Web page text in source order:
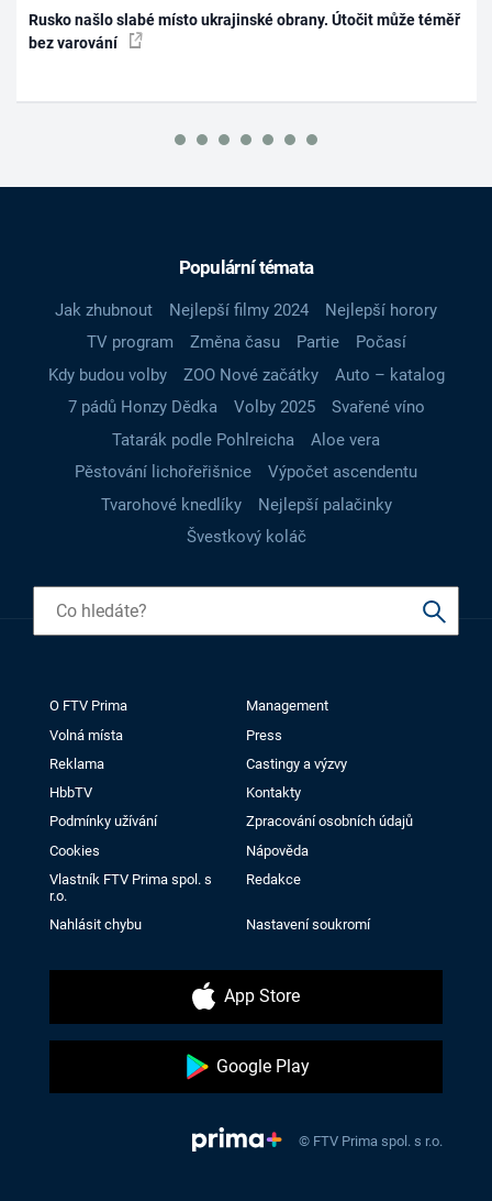
Rusko našlo slabé místo ukrajinské obrany. Útočit může téměř
bez varování
Populární témata
Jak zhubnout Nejlepší filmy 2024
Nejlepší horory
TV program
Změna času Partie
Počasí
Kdy budou volby
ZOO Nové začátky
Auto – katalog
7 pádů Honzy Dědka
Volby 2025
Svařené víno
Tatarák podle Pohlreicha
Aloe vera
Pěstování lichořeřišnice
Výpočet ascendentu
Tvarohové knedlíky
Nejlepší palačinky
Švestkový koláč
O FTV Prima
Management
Volná místa
Press
Reklama
Castingy a výzvy
HbbTV
Kontakty
Podmínky užívání
Zpracování osobních údajů
Cookies
Nápověda
Vlastník FTV Prima spol. s
r.o.
Redakce
Nahlásit chybu Nastavení soukromí
App Store
Google Play
© FTV Prima spol. s r.o.